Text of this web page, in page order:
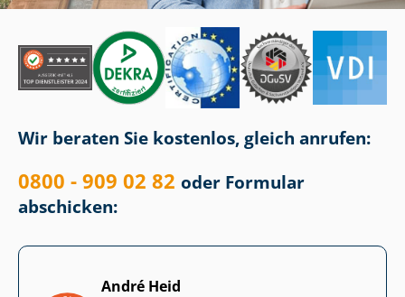
Wir beraten Sie kostenlos, gleich anrufen:
0800 - 909 02 82 oder Formular
abschicken:
André Heid